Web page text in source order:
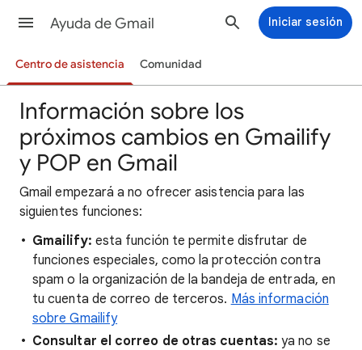
Ayuda de Gmail Iniciar sesión
Centro de asistencia Comunidad
Información sobre los
próximos cambios en Gmailify
y POP en Gmail
Gmail empezará a no ofrecer asistencia para las
siguientes funciones:
Gmailify: esta función te permite disfrutar de
funciones especiales, como la protección contra
spam o la organización de la bandeja de entrada, en
tu cuenta de correo de terceros. Más información
sobre Gmailify
Consultar el correo de otras cuentas: ya no se